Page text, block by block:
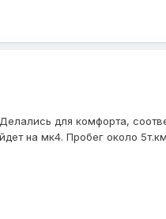
для комфорта,
на мк4. Пробег около